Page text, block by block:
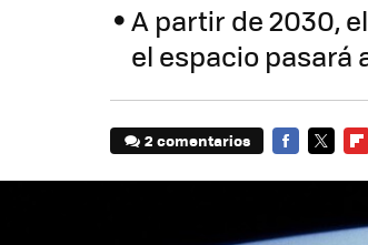
A partir de 2030,
el espacio pasará
2 comentarios